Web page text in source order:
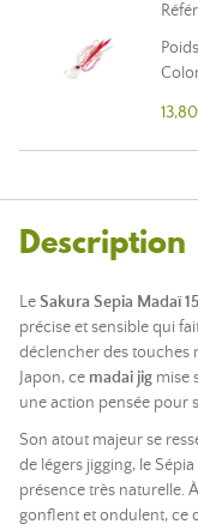
Description
LeSakura Sepia Madaï
précise et sensible qui
déclencher des touches
Japon, ce madai jig mise
une action pensée pour
Son atout majeur se
de légers jigging, le
présence très naturelle.
gonflent et ondulent, ce